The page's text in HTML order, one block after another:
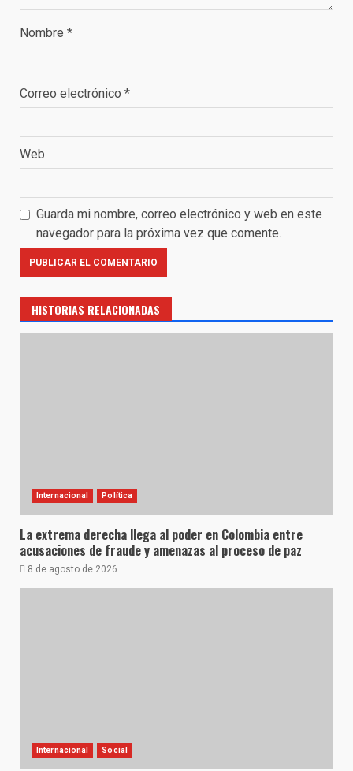
Nombre *
Correo electrónico *
Web
Guarda mi nombre, correo electrónico y web en este
navegador para la próxima vez que comente.
HISTORIAS RELACIONADAS
Internacional Política
La extrema derecha llega al poder en Colombia entre
acusaciones de fraude y amenazas al proceso de paz
8 de agosto de 2026
Internacional Social